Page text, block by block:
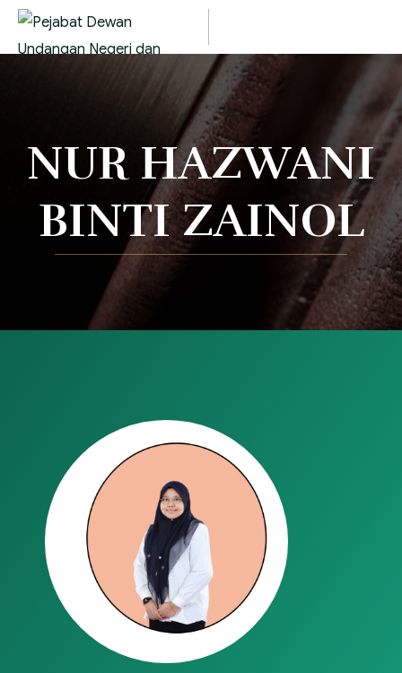
NUR HAZWANI
BINTI ZAINOL